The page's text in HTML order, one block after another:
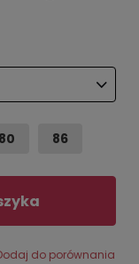
80 86
do porównania